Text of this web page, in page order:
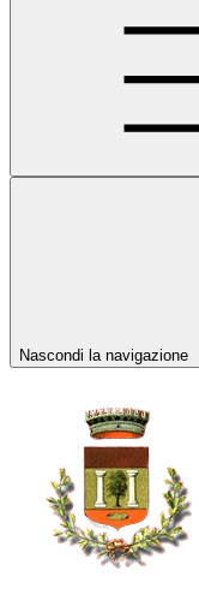
Nascondi la navigazione